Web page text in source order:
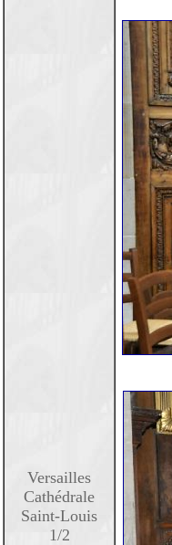
Versailles
Cathédrale
Saint-Louis
1/2